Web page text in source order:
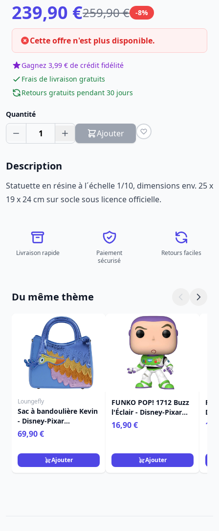
239,90 €259,90 € -8%
Cette offre n'est plus disponible.
Gagnez 3,99 € de crédit fidélité
Frais de livraison gratuits
Retours gratuits pendant 30 jours
Quantité
1 Ajouter
Description
Statuette en résine à l´échelle 1/10, dimensions env. 25 x
19 x 24 cm sur socle sous licence officielle.
Livraison rapide
Paiement
sécurisé
Retours faciles
Du même thème
Loungefly
Sac à bandoulière Kevin
- Disney-Pixar
Loungefly Là-Haut
69,90 €
Ajouter
FUNKO POP! 1712 Buzz
l'Éclair - Disney-Pixar
Toy Story 5
16,90 €
Ajouter